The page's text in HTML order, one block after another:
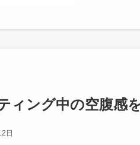
ィング中の空腹感
日